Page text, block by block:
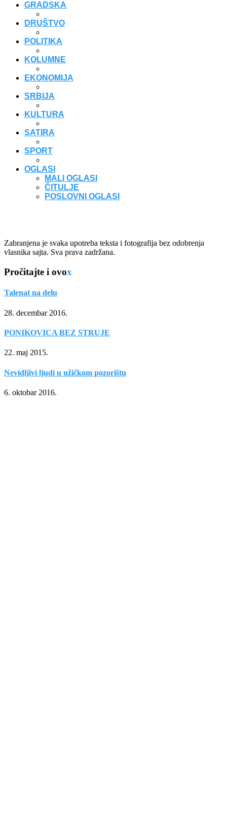
GRADSKA
DRUŠTVO
POLITIKA
KOLUMNE
EKONOMIJA
SRBIJA
KULTURA
SATIRA
SPORT
OGLASI
MALI OGLASI
ČITULJE
POSLOVNI OGLASI
Zabranjena je svaka upotreba teksta i fotografija bez odobrenja
vlasnika sajta. Sva prava zadržana.
Pročitajte i ovox
Talenat na delu
28. decembar 2016.
PONIKOVICA BEZ STRUJE
22. maj 2015.
Nevidljivi ljudi u užičkom pozorištu
6. oktobar 2016.